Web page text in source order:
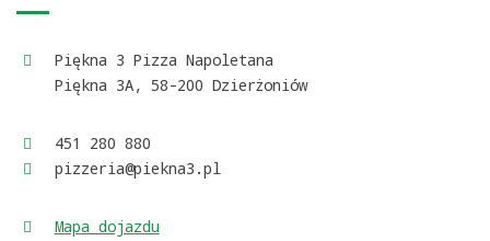
Piękna 3 Pizza Napoletana
Piękna 3A, 58-200 Dzierżoniów
451 280 880
pizzeria@piekna3.pl
Mapa dojazdu